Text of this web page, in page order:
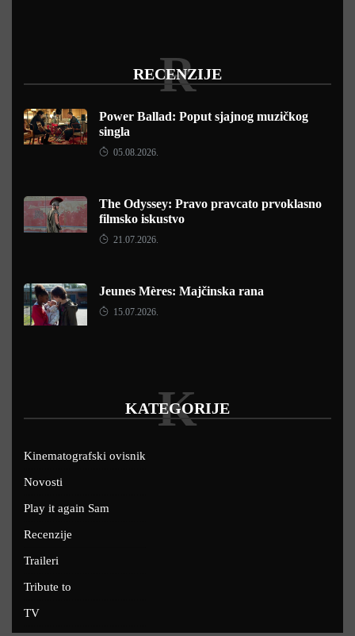
RECENZIJE
R
Power Ballad: Poput sjajnog muzičkog
singla
05.08.2026.
The Odyssey: Pravo pravcato prvoklasno
filmsko iskustvo
21.07.2026.
Jeunes Mères: Majčinska rana
15.07.2026.
KATEGORIJE
K
Kinematografski ovisnik
Novosti
Play it again Sam
Recenzije
Traileri
Tribute to
TV